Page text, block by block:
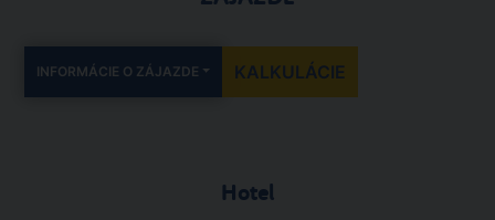
INFORMÁCIE O ZÁJAZDE KALKULÁCIE
Hotel